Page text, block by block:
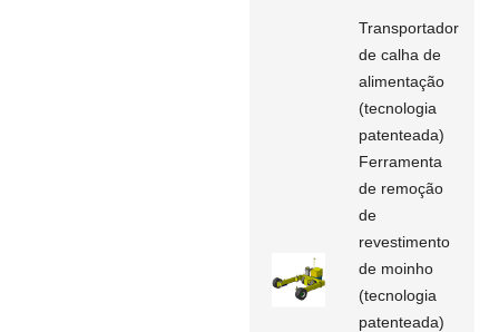
Transportador
de calha de
alimentação
(tecnologia
patenteada)
Ferramenta
de remoção
de
revestimento
de moinho
(tecnologia
patenteada)